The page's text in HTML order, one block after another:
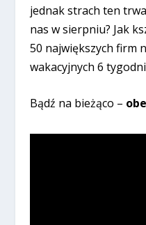
jednak strach ten
nas w sierpniu? Jak
50 największych firm
wakacyjnych 6
Bądź na bieżąco –